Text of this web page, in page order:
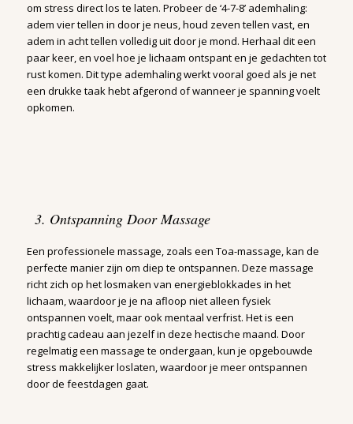
om stress direct los te laten. Probeer de ‘4-7-8’ ademhaling:
adem vier tellen in door je neus, houd zeven tellen vast, en
adem in acht tellen volledig uit door je mond. Herhaal dit een
paar keer, en voel hoe je lichaam ontspant en je gedachten tot
rust komen. Dit type ademhaling werkt vooral goed als je net
een drukke taak hebt afgerond of wanneer je spanning voelt
opkomen.
3. Ontspanning Door Massage
Een professionele massage, zoals een Toa-massage, kan de
perfecte manier zijn om diep te ontspannen. Deze massage
richt zich op het losmaken van energieblokkades in het
lichaam, waardoor je je na afloop niet alleen fysiek
ontspannen voelt, maar ook mentaal verfrist. Het is een
prachtig cadeau aan jezelf in deze hectische maand. Door
regelmatig een massage te ondergaan, kun je opgebouwde
stress makkelijker loslaten, waardoor je meer ontspannen
door de feestdagen gaat.